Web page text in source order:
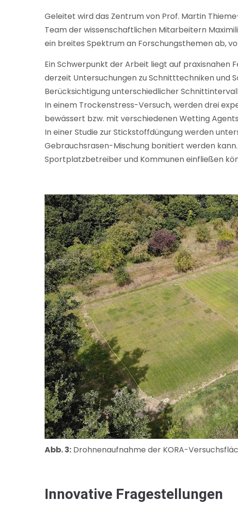
Geleitet wird das Zentrum von Prof. Martin
Team der wissenschaftlichen Mitarbeitern
ein breites Spektrum an Forschungsthemen ab,
Ein Schwerpunkt der Arbeit liegt auf praxisnahen
derzeit Untersuchungen zu Schnitttechniken und
Berücksichtigung unterschiedlicher
In einem Trockenstress-Versuch, werden drei
bewässert bzw. mit verschiedenen Wetting
In einer Studie zur Stickstoffdüngung werden
Gebrauchsrasen-Mischung bonitiert werden
Sportplatzbetreiber und Kommunen einfließen
Abb. 3: Drohnenaufnahme der KORA-
Innovative Fragestellungen